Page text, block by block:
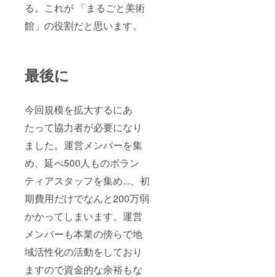
る。これが 「まるごと美術
館」の役割だと思います。
最後に
今回規模を拡大するにあ
たって協力者が必要になり
ました。運営メンバーを集
め、延べ500人ものボラン
ティアスタッフを集め...、初
期費用だけでなんと200万弱
かかってしまいます。運営
メンバーも本業の傍らで地
域活性化の活動をしており
ますので資金的な余裕もな